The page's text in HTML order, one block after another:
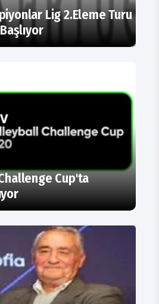
Lig 2.Eleme Turu
Cup'ta